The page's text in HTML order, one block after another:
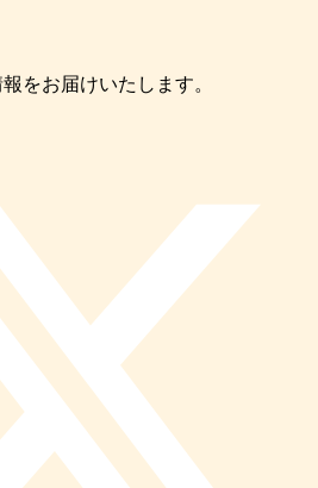
をお届けいたします。